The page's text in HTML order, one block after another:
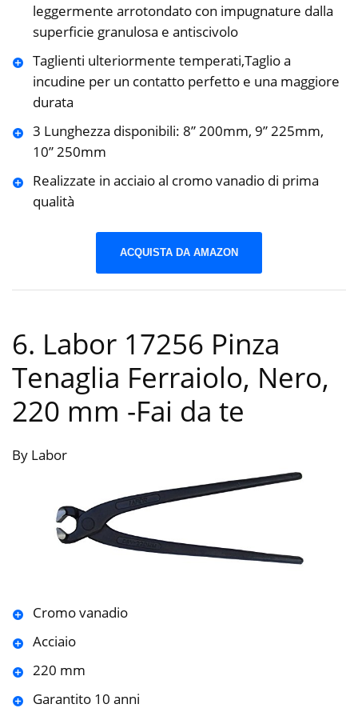
leggermente arrotondato con impugnature dalla
superficie granulosa e antiscivolo
Taglienti ulteriormente temperati,Taglio a
incudine per un contatto perfetto e una maggiore
durata
3 Lunghezza disponibili: 8” 200mm, 9” 225mm,
10” 250mm
Realizzate in acciaio al cromo vanadio di prima
qualità
ACQUISTA DA AMAZON
6. Labor 17256 Pinza
Tenaglia Ferraiolo, Nero,
220 mm -Fai da te
By Labor
Cromo vanadio
Acciaio
220 mm
Garantito 10 anni